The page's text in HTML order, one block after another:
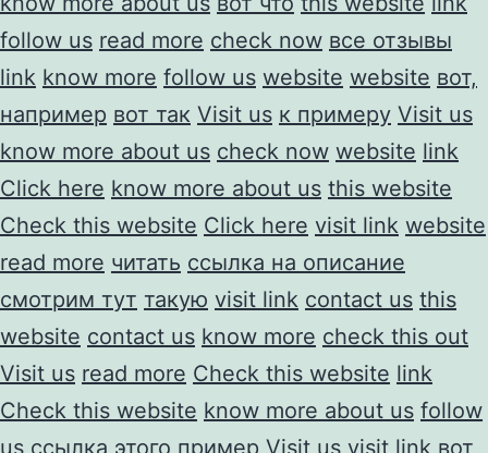
follow us read more check now все отзывы
link know more follow us website website вот,
например вот так Visit us к примеру Visit us
know more about us check now website link
Click here know more about us this website
Check this website Click here visit link website
read more читать ссылка на описание
смотрим тут такую visit link contact us this
website contact us know more check this out
Visit us read more Check this website link
Check this website know more about us follow
us ссылка этого пример Visit us visit link вот